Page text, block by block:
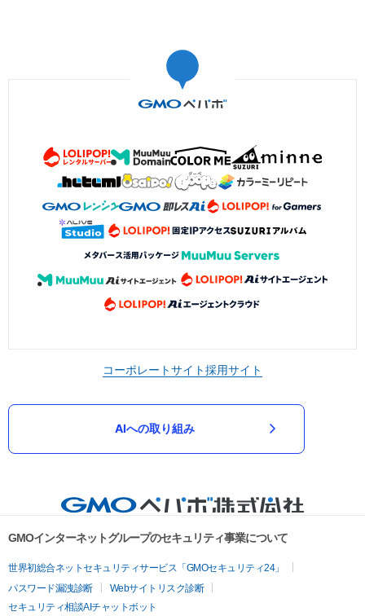
コーポレートサイト採用サイト
AIへの取り組み
GMOインターネットグループのセキュリティ事業について
世界初総合ネットセキュリティサービス「GMOセキュリティ24」
パスワード漏洩診断
Webサイトリスク診断
セキュリティ相談AIチャットボット